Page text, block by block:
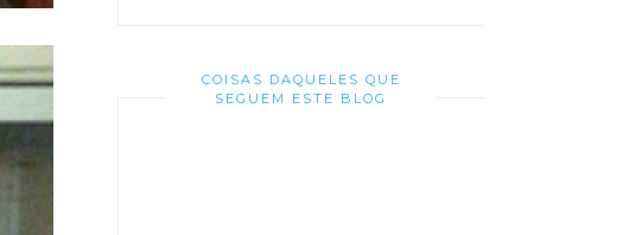
COISAS DAQUELES QUE
SEGUEM ESTE BLOG